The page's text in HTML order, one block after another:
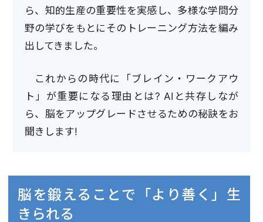
ら、知的生産の重要性を実感し、多様な学問分
野の学びをもとにそのトレーニング方法を編み
出してきました。
これからの時代に「ブレイン・ワークアウ
ト」が重要になる理由とは? AIと共存しなが
ら、脳をアップグレードさせるための秘訣をお
聞きします!
脳を鍛えることで「より善く」生
きられる